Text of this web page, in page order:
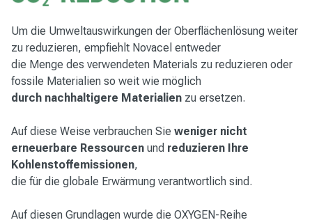
Um die Umweltauswirkungen der Oberflächenlösung weiter
zu reduzieren, empfiehlt Novacel entweder
die Menge des verwendeten Materials zu reduzieren oder
fossile Materialien so weit wie möglich
durch nachhaltigere Materialien zu ersetzen.
Auf diese Weise verbrauchen Sie weniger nicht
erneuerbare Ressourcen und reduzieren Ihre
Kohlenstoffemissionen,
die für die globale Erwärmung verantwortlich sind.
Auf diesen Grundlagen wurde die OXYGEN-Reihe